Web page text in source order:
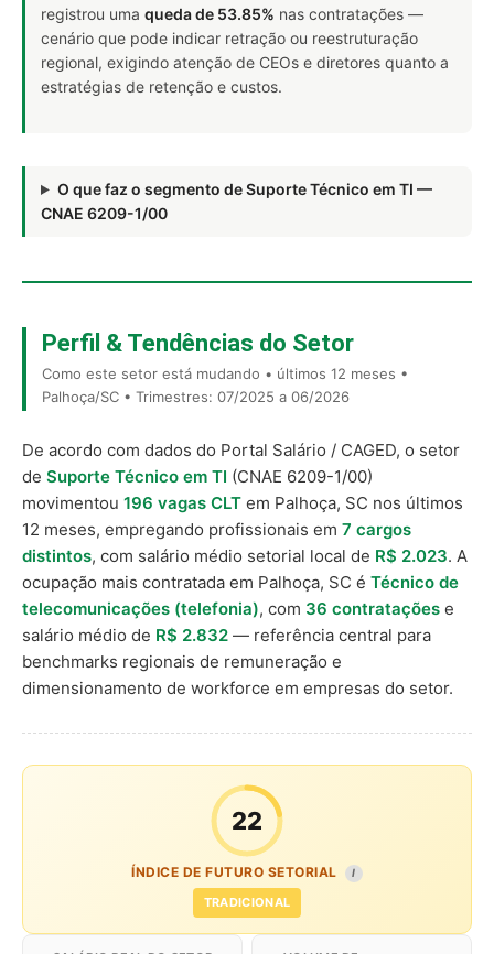
registrou uma queda de 53.85% nas contratações —
cenário que pode indicar retração ou reestruturação
regional, exigindo atenção de CEOs e diretores quanto a
estratégias de retenção e custos.
O que faz o segmento de Suporte Técnico em TI —
CNAE 6209-1/00
Perfil & Tendências do Setor
Como este setor está mudando • últimos 12 meses •
Palhoça/SC • Trimestres: 07/2025 a 06/2026
De acordo com dados do Portal Salário / CAGED, o setor
de Suporte Técnico em TI (CNAE 6209-1/00)
movimentou 196 vagas CLT em Palhoça, SC nos últimos
12 meses, empregando profissionais em 7 cargos
distintos, com salário médio setorial local de R$ 2.023. A
ocupação mais contratada em Palhoça, SC é Técnico de
telecomunicações (telefonia), com 36 contratações e
salário médio de R$ 2.832 — referência central para
benchmarks regionais de remuneração e
dimensionamento de workforce em empresas do setor.
22
ÍNDICE DE FUTURO SETORIAL I
TRADICIONAL